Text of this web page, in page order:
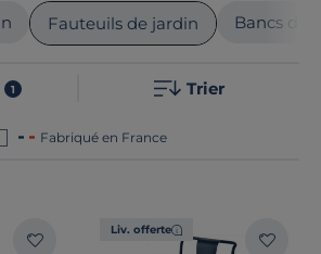
s'adaptent à tous les styles de
Le point commun de nos
Fauteuils de jardin Bancs de
1 Trier
Fabriqué en France
Liv. offerte